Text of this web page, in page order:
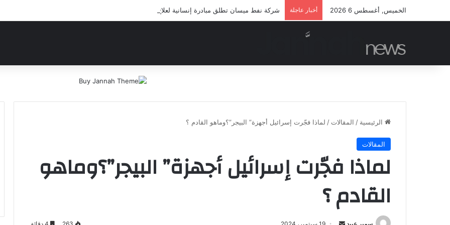
الخميس, أغسطس 6 2026 أخبار عاجلة شركة نفط ميسان تطلق مبادرة إنسانية لعلاج أيتام مدرسة كافل اليتيم
الرئيسية / المقالات / لماذا فجّرت إسرائيل أجهزة” البيجر”؟وماهو القادم ؟
المقالات
لماذا فجّرت إسرائيل أجهزة” البيجر”؟وماهو
القادم ؟
أرسل